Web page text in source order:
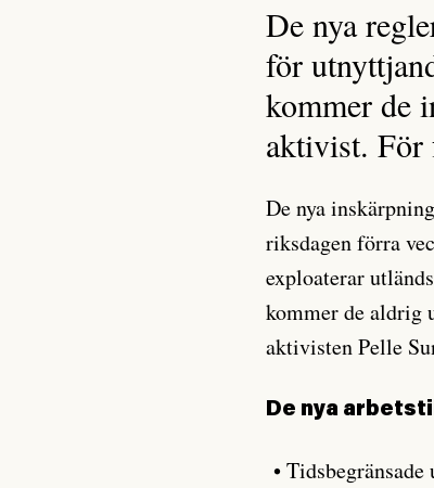
De nya
för
kommer de
aktivist. För
De nya
riksdagen förra
exploaterar
kommer de aldrig
aktivisten Pelle
De nya
•